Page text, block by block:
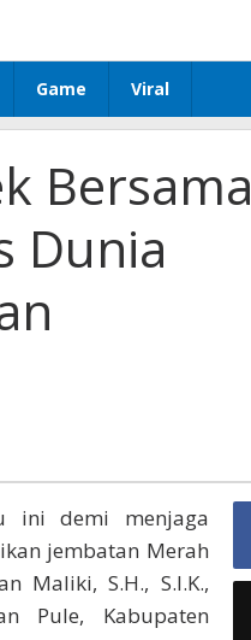
Game Viral
Bersama
Dunia
ini demi menjaga
jembatan Merah
Maliki, S.H., S.I.K.,
Pule, Kabupaten